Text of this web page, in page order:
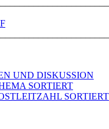
UND DISKUSSION
SORTIERT
SORTIERT